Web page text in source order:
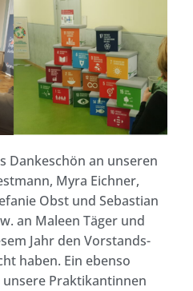
Dankeschön an unseren
Myra Eichner,
Obst und Sebastian
an Maleen Täger und
Jahr den Vorstands-
haben. Ein ebenso
Praktikantinnen